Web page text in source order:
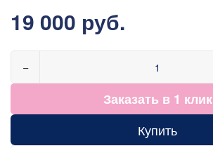
19 000 руб.
−
Заказать в 1 клик
Купить